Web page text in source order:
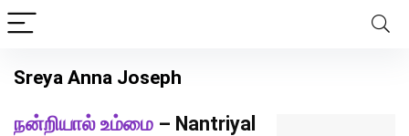
Sreya Anna Joseph
நன்றியால் உம்மை – Nantriyal